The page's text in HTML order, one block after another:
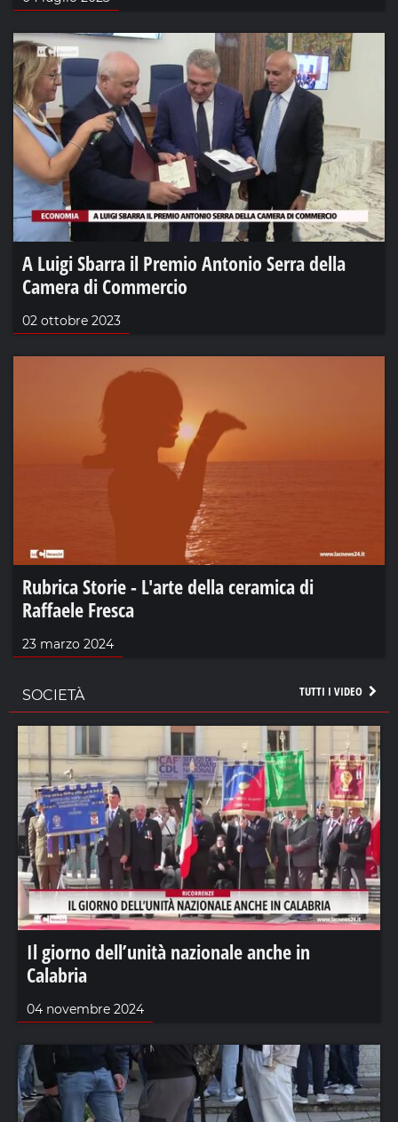
A Luigi Sbarra il Premio Antonio Serra della
Camera di Commercio
02 ottobre 2023
Rubrica Storie - L'arte della ceramica di
Raffaele Fresca
23 marzo 2024
TUTTI I VIDEO
SOCIETÀ
Il giorno dell’unità nazionale anche in
Calabria
04 novembre 2024